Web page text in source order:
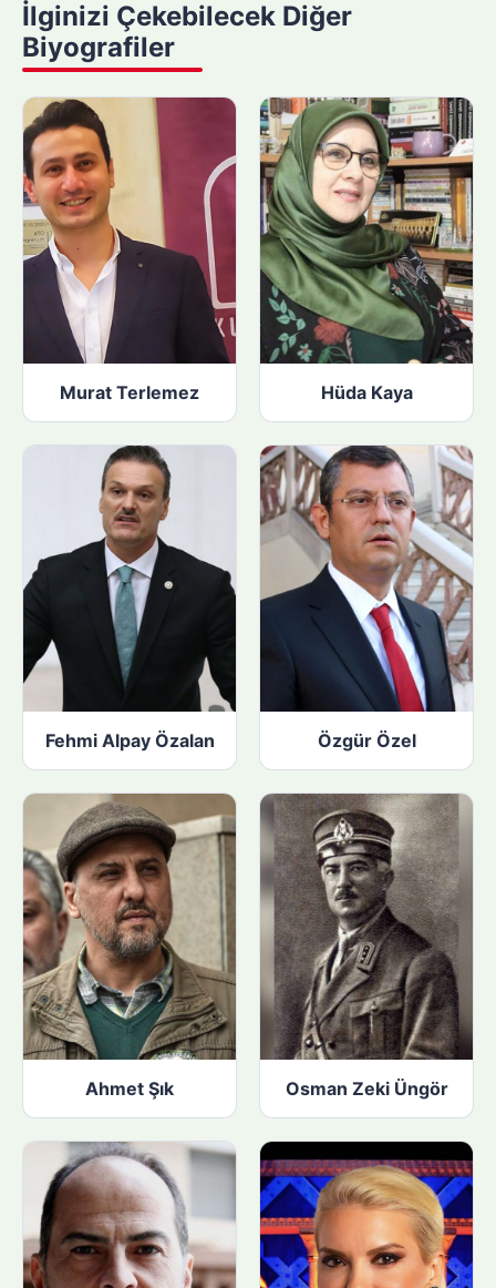
a
p
n
:
İlginizi Çekebilecek Diğer
Biyografiler
Murat Terlemez Hüda Kaya
Fehmi Alpay Özalan Özgür Özel
Ahmet Şık Osman Zeki Üngör